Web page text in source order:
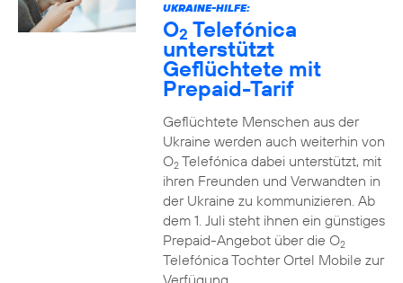
UKRAINE-HILFE:
O2 Telefónica
unterstützt
Geflüchtete mit
Prepaid-Tarif
Geflüchtete Menschen aus der
Ukraine werden auch weiterhin von
O2Telefónica dabei unterstützt, mit
ihren Freunden und Verwandten in
der Ukraine zu kommunizieren. Ab
dem 1. Juli steht ihnen ein günstiges
Prepaid-Angebot über die O2
Telefónica Tochter Ortel Mobile zur
Verfügung.